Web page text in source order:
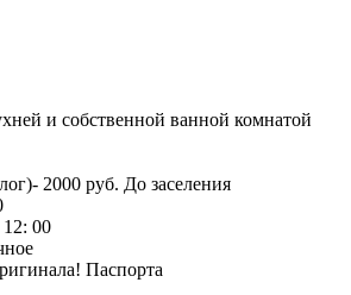
и собственной ванной комнатой
2000 руб. До заселения
00
Паспорта